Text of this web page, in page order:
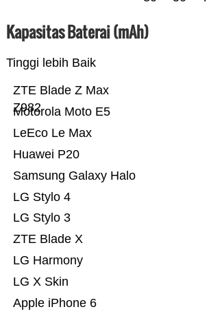
Kapasitas Baterai (mAh)
Tinggi lebih Baik
Apple iPhone 6
LG X Skin
LG Harmony
ZTE Blade X
LG Stylo 3
LG Stylo 4
Samsung Galaxy Halo
Huawei P20
LeEco Le Max
Motorola Moto E5
ZTE Blade Z Max
Z982